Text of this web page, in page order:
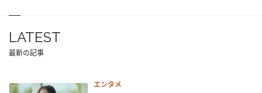
LATEST
最新の記事
エンタメ